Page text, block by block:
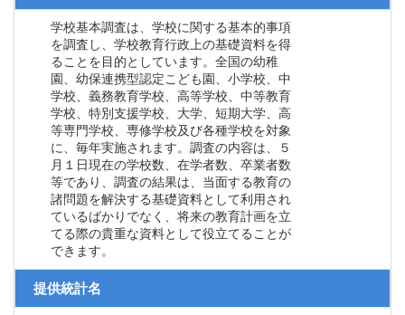
学校基本調査は、学校に関する基本的事項
を調査し、学校教育行政上の基礎資料を得
ることを目的としています。全国の幼稚
園、幼保連携型認定こども園、小学校、中
学校、義務教育学校、高等学校、中等教育
学校、特別支援学校、大学、短期大学、高
等専門学校、専修学校及び各種学校を対象
に、毎年実施されます。調査の内容は、５
月１日現在の学校数、在学者数、卒業者数
等であり、調査の結果は、当面する教育の
諸問題を解決する基礎資料として利用され
ているばかりでなく、将来の教育計画を立
てる際の貴重な資料として役立てることが
できます。
提供統計名